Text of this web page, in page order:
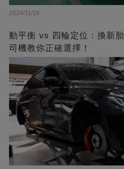
2024/11/18
動平衡 vs 四輪定位：換新
司機教你正確選擇！